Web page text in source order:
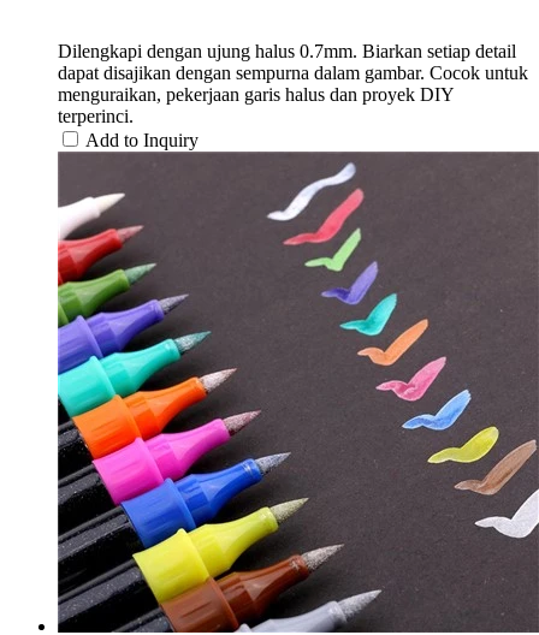
Dilengkapi dengan ujung halus 0.7mm. Biarkan setiap detail
dapat disajikan dengan sempurna dalam gambar. Cocok untuk
menguraikan, pekerjaan garis halus dan proyek DIY
terperinci.
Add to Inquiry